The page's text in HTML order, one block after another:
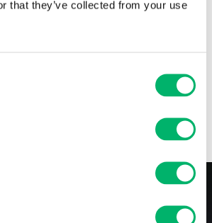
that they’ve collected from your use